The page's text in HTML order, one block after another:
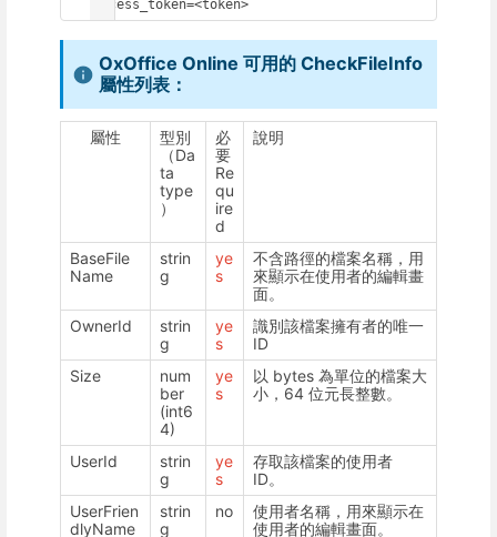
access_token=<token>
OxOffice Online 可用的 CheckFileInfo
屬性列表：
屬性
型別
（Da
ta
type
）
必
要
Re
qu
ire
d
說明
BaseFile
Name
strin
g
ye
s
不含路徑的檔案名稱，用
來顯示在使用者的編輯畫
面。
OwnerId
strin
g
ye
s
識別該檔案擁有者的唯一
ID
Size
num
ber
(int6
4)
ye
s
以 bytes 為單位的檔案大
小，64 位元長整數。
UserId
strin
g
ye
s
存取該檔案的使用者
ID。
UserFrien
dlyName
strin
g
no
使用者名稱，用來顯示在
使用者的編輯畫面。